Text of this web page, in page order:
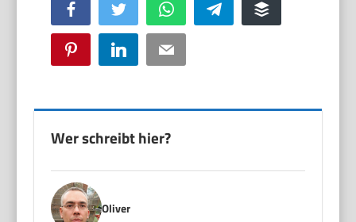
Facebook Twitter WhatsApp Telegram Buffer
Pinterest LinkedIn Email
Wer schreibt hier?
Oliver